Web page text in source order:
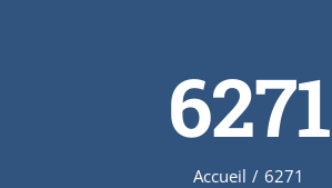
6271
Accueil / 6271